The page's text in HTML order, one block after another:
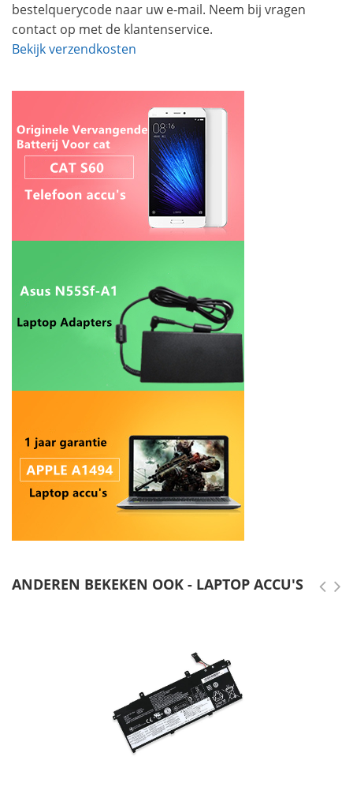
bestelquerycode naar uw e-mail. Neem bij vragen
contact op met de klantenservice.
Bekijk verzendkosten
ANDEREN BEKEKEN OOK - LAPTOP ACCU'S